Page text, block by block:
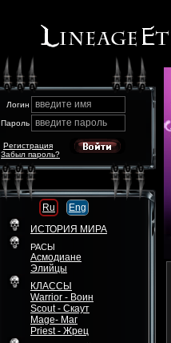
Логин введите имя
Пароль введите пароль
Забыл пароль?
Регистрация
Ru
Eng
ИСТОРИЯ МИРА
РАСЫ
Асмодиане
Элийцы
КЛАССЫ
Warrior - Воин
Scout - Скаут
Mage- Маг
Priest - Жрец